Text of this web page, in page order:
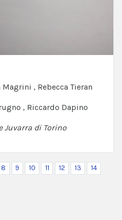
, Rebecca Tieran
, Riccardo Dapino
Juvarra di Torino
8 9 10 11 12 13
14